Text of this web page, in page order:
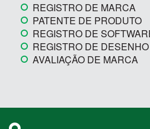
REGISTRO DE MARCA
PATENTE DE PRODUTO
REGISTRO DE
REGISTRO DE
AVALIAÇÃO DE MARCA